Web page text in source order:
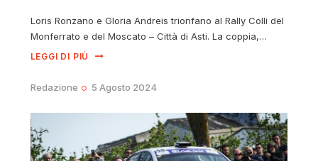
Loris Ronzano e Gloria Andreis trionfano al Rally Colli del
Monferrato e del Moscato – Città di Asti. La coppia,…
LEGGI DI PIÙ
Redazione 5 Agosto 2024